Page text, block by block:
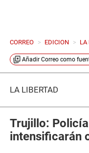
CORREO > EDICION > LA
Añadir Correo como
LA LIBERTAD
Trujillo:
intensificarán